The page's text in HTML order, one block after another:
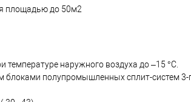
площадью до 50м2
температуре наружного воздуха до –15 °С.
полупромышленных сплит-систем 3-